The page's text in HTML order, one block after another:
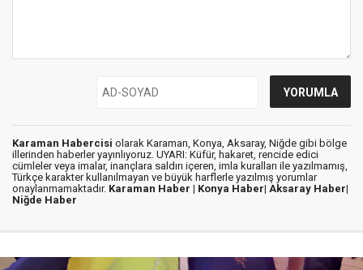
Karaman Habercisi olarak Karaman, Konya, Aksaray, Niğde gibi bölge
illerinden haberler yayınlıyoruz. UYARI: Küfür, hakaret, rencide edici
cümleler veya imalar, inançlara saldırı içeren, imla kuralları ile yazılmamış,
Türkçe karakter kullanılmayan ve büyük harflerle yazılmış yorumlar
onaylanmamaktadır. Karaman Haber | Konya Haber| Aksaray Haber|
Niğde Haber